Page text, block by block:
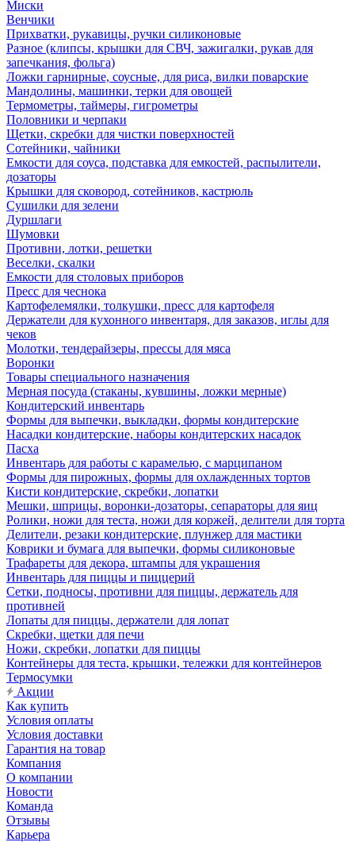
Миски
Венчики
Прихватки, рукавицы, ручки силиконовые
Разное (клипсы, крышки для СВЧ, зажигалки, рукав для
запечкания, фольга)
Ложки гарнирные, соусные, для риса, вилки поварские
Мандолины, машинки, терки для овощей
Термометры, таймеры, гигрометры
Половники и черпаки
Щетки, скребки для чистки поверхностей
Сотейники, чайники
Емкости для соуса, подставка для емкостей, распылители,
дозаторы
Крышки для сковород, сотейников, кастрюль
Сушилки для зелени
Дуршлаги
Шумовки
Противни, лотки, решетки
Веселки, скалки
Емкости для столовых приборов
Пресс для чеснока
Картофелемялки, толкушки, пресс для картофеля
Держатели для кухонного инвентаря, для заказов, иглы для
чеков
Молотки, тендерайзеры, прессы для мяса
Воронки
Товары специального назначения
Мерная посуда (стаканы, кувшины, ложки мерные)
Кондитерский инвентарь
Формы для выпечки, выкладки, формы кондитерские
Насадки кондитерские, наборы кондитерских насадок
Пасха
Инвентарь для работы с карамелью, с марципаном
Формы для пирожных, формы для охлажденных тортов
Кисти кондитерские, скребки, лопатки
Мешки, шприцы, воронки-дозаторы, сепараторы для яиц
Ролики, ножи для теста, ножи для коржей, делители для торта
Делители, резаки кондитерские, плунжер для мастики
Коврики и бумага для выпечки, формы силиконовые
Трафареты для декора, штампы для украшения
Инвентарь для пиццы и пиццерий
Сетки, подносы, противни для пиццы, держатель для
противней
Лопаты для пиццы, держатели для лопат
Скребки, щетки для печи
Ножи, скребки, лопатки для пиццы
Контейнеры для теста, крышки, тележки для контейнеров
Термосумки
Акции
Как купить
Условия оплаты
Условия доставки
Гарантия на товар
Компания
О компании
Новости
Команда
Отзывы
Карьера